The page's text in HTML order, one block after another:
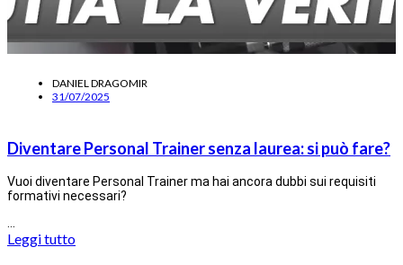
DANIEL DRAGOMIR
31/07/2025
Diventare Personal Trainer senza laurea: si può fare?
Vuoi diventare Personal Trainer ma hai ancora dubbi sui requisiti
formativi necessari?
Leggi tutto